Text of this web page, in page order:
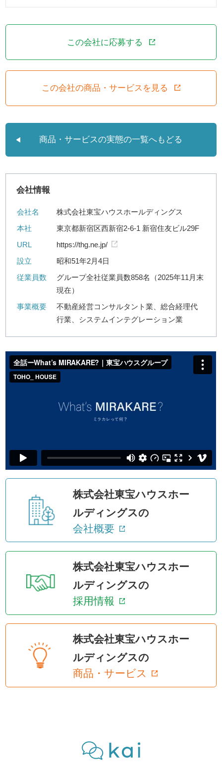
この会社に応募する
この会社の商品・サービスを見る
商品・サービスの実態の一覧へもどる
会社情報
会社名
株式会社東宝ハウスホールディングス
本社
東京都新宿区西新宿2-6-1 新宿住友ビル29F
URL
https://thg.ne.jp/
設立
昭和51年2月4日
従業員数
グループ全社従業員数858名（2025年11月末
現在）
事業概要
不動産経営コンサルタント業、総合経理代
行業、システムインテグレーション業
株式会社東宝ハウスホー
ルディングスの
会社概要
株式会社東宝ハウスホー
ルディングスの
採用情報
株式会社東宝ハウスホー
ルディングスの
商品・サービス